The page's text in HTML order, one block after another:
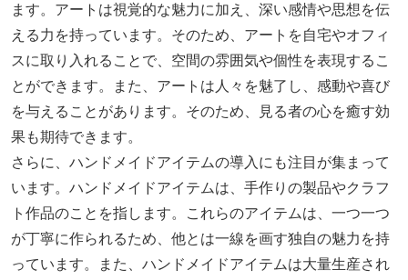
ます。アートは視覚的な魅力に加え、深い感情や思想を伝
える力を持っています。そのため、アートを自宅やオフィ
スに取り入れることで、空間の雰囲気や個性を表現するこ
とができます。また、アートは人々を魅了し、感動や喜び
を与えることがあります。そのため、見る者の心を癒す効
果も期待できます。
さらに、ハンドメイドアイテムの導入にも注目が集まって
います。ハンドメイドアイテムは、手作りの製品やクラフ
ト作品のことを指します。これらのアイテムは、一つ一つ
が丁寧に作られるため、他とは一線を画す独自の魅力を持
っています。また、ハンドメイドアイテムは大量生産され